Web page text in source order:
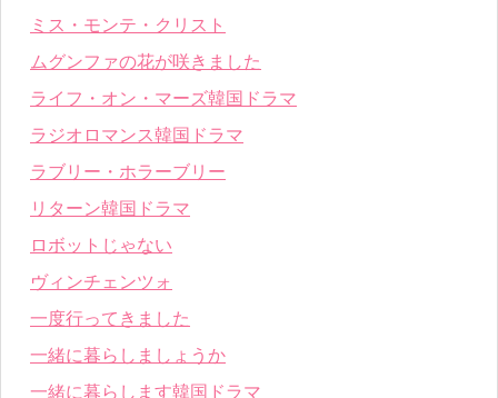
ミス・モンテ・クリスト
ムグンファの花が咲きました
ライフ・オン・マーズ韓国ドラマ
ラジオロマンス韓国ドラマ
ラブリー・ホラーブリー
リターン韓国ドラマ
ロボットじゃない
ヴィンチェンツォ
一度行ってきました
一緒に暮らしましょうか
一緒に暮らします韓国ドラマ